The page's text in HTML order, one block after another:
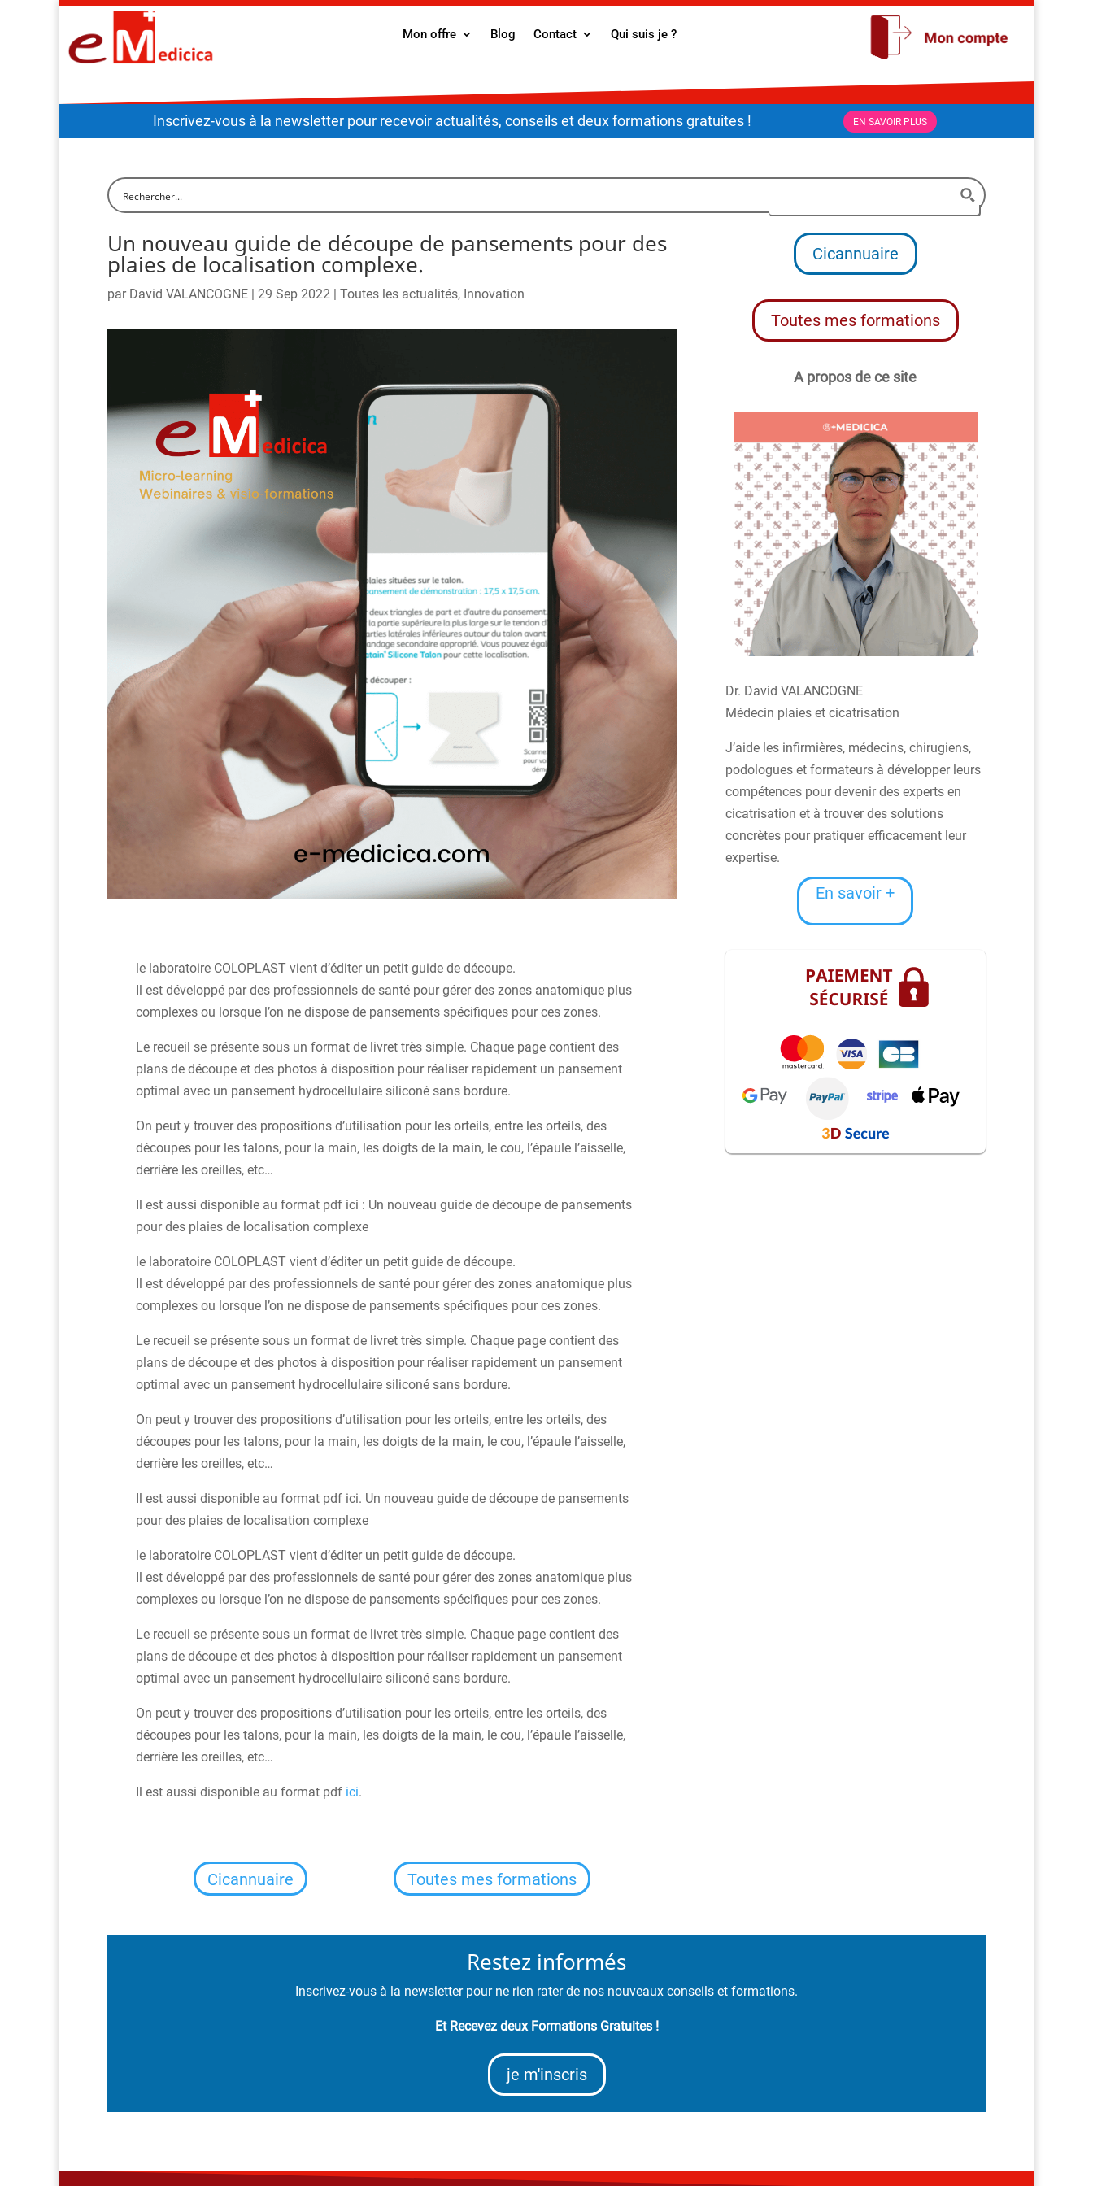
Mon offre Blog Contact Qui suis je ?
Inscrivez-vous à la newsletter pour recevoir actualités, conseils et deux formations gratuites ! EN SAVOIR PLUS
Un nouveau guide de découpe de pansements pour des
plaies de localisation complexe.
par David VALANCOGNE 29 Sep 2022 Toutes les actualités, Innovation
le laboratoire COLOPLAST vient d’éditer un petit guide de découpe.
Il est développé par des professionnels de santé pour gérer des zones anatomique plus
complexes ou lorsque l’on ne dispose de pansements spécifiques pour ces zones.
Le recueil se présente sous un format de livret très simple. Chaque page contient des
plans de découpe et des photos à disposition pour réaliser rapidement un pansement
optimal avec un pansement hydrocellulaire siliconé sans bordure.
On peut y trouver des propositions d’utilisation pour les orteils, entre les orteils, des
découpes pour les talons, pour la main, les doigts de la main, le cou, l’épaule l’aisselle,
derrière les oreilles, etc…
Il est aussi disponible au format pdf ici : Un nouveau guide de découpe de pansements
pour des plaies de localisation complexe
le laboratoire COLOPLAST vient d’éditer un petit guide de découpe.
Il est développé par des professionnels de santé pour gérer des zones anatomique plus
complexes ou lorsque l’on ne dispose de pansements spécifiques pour ces zones.
Le recueil se présente sous un format de livret très simple. Chaque page contient des
plans de découpe et des photos à disposition pour réaliser rapidement un pansement
optimal avec un pansement hydrocellulaire siliconé sans bordure.
On peut y trouver des propositions d’utilisation pour les orteils, entre les orteils, des
découpes pour les talons, pour la main, les doigts de la main, le cou, l’épaule l’aisselle,
derrière les oreilles, etc…
Il est aussi disponible au format pdf ici. Un nouveau guide de découpe de pansements
pour des plaies de localisation complexe
le laboratoire COLOPLAST vient d’éditer un petit guide de découpe.
Il est développé par des professionnels de santé pour gérer des zones anatomique plus
complexes ou lorsque l’on ne dispose de pansements spécifiques pour ces zones.
Le recueil se présente sous un format de livret très simple. Chaque page contient des
plans de découpe et des photos à disposition pour réaliser rapidement un pansement
optimal avec un pansement hydrocellulaire siliconé sans bordure.
On peut y trouver des propositions d’utilisation pour les orteils, entre les orteils, des
découpes pour les talons, pour la main, les doigts de la main, le cou, l’épaule l’aisselle,
derrière les oreilles, etc…
Il est aussi disponible au format pdf ici.
Cicannuaire Toutes mes formations
Cicannuaire
Toutes mes formations
A propos de ce site
Dr. David VALANCOGNE
Médecin plaies et cicatrisation
J’aide les infirmières, médecins, chirugiens,
podologues et formateurs à développer leurs
compétences pour devenir des experts en
cicatrisation et à trouver des solutions
concrètes pour pratiquer efficacement leur
expertise.
En savoir +
Restez informés
Inscrivez-vous à la newsletter pour ne rien rater de nos nouveaux conseils et formations.
Et Recevez deux Formations Gratuites !
je m'inscris